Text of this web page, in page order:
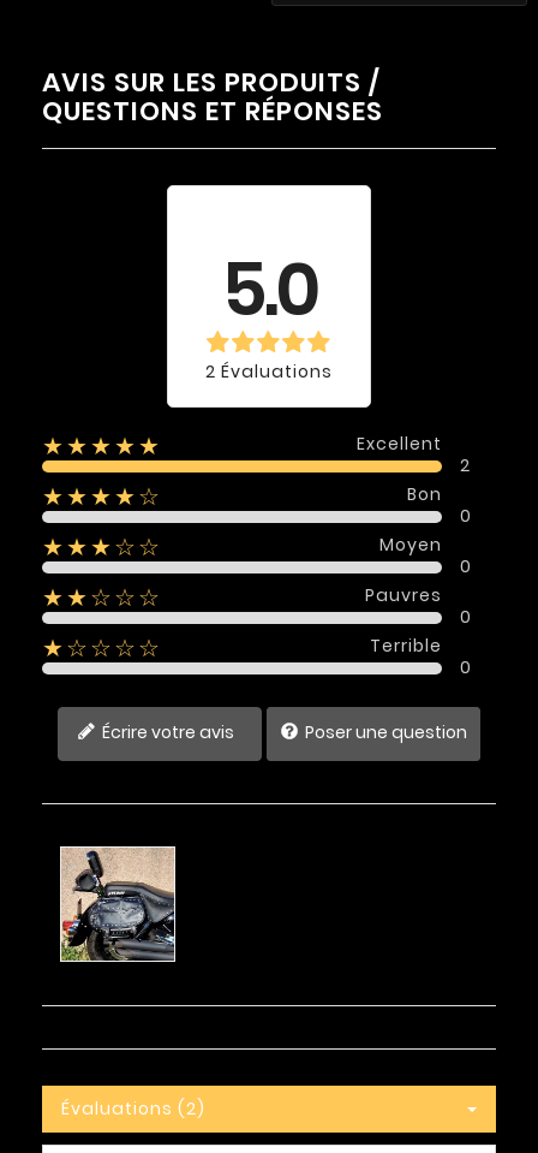
AVIS SUR LES PRODUITS /
QUESTIONS ET RÉPONSES
5.0
2 Évaluations
★★★★★
Excellent
2
★★★★☆
Bon
0
★★★☆☆
Moyen
0
★★☆☆☆
Pauvres
0
★☆☆☆☆
Terrible
0
Écrire votre avis Poser une question
Évaluations (2)